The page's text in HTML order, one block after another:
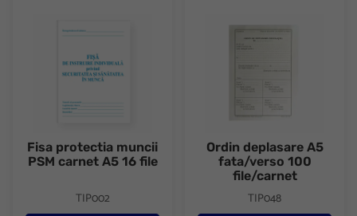
Fisa protectia muncii
PSM carnet A5 16 file
TIP002
Ordin deplasare A5
fata/verso 100
file/carnet
TIP048